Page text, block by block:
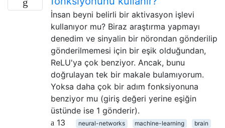
İnsan beyni belirli bir aktivasyon işlevi
kullanıyor mu? Biraz araştırma yapmayı
denedim ve sinyalin bir nörondan gönderilip
gönderilmemesi için bir eşik olduğundan,
ReLU'ya çok benziyor. Ancak, bunu
doğrulayan tek bir makale bulamıyorum.
Yoksa daha çok bir adım fonksiyonuna
benziyor mu (giriş değeri yerine eşiğin
üstünde ise 1 gönderir).
13
neural-networks machine-learning brain